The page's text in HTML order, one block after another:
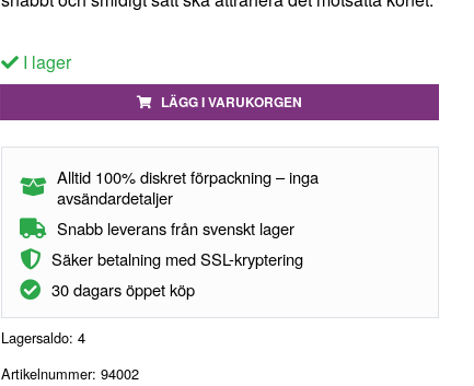
I lager
LÄGG I VARUKORGEN
Alltid 100% diskret förpackning – inga
avsändardetaljer
Snabb leverans från svenskt lager
Säker betalning med SSL-kryptering
30 dagars öppet köp
Lagersaldo: 4
Artikelnummer: 94002